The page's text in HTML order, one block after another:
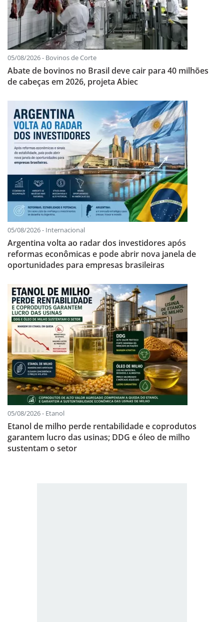
05/08/2026 - Bovinos de Corte
Abate de bovinos no Brasil deve cair para 40 milhões
de cabeças em 2026, projeta Abiec
05/08/2026 - Internacional
Argentina volta ao radar dos investidores após
reformas econômicas e pode abrir nova janela de
oportunidades para empresas brasileiras
05/08/2026 - Etanol
Etanol de milho perde rentabilidade e coprodutos
garantem lucro das usinas; DDG e óleo de milho
sustentam o setor